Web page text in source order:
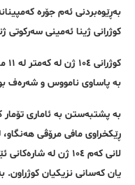
بەڕێوەبردنی ئەم جۆرە
کوژرانی ژینا ئەمینی سەرکوتی
بە پاساوی نامووس و شەرەف
بە پشتبەستن بە ئاماری تۆمار
لانی کەم ١٠٤ ژن لە